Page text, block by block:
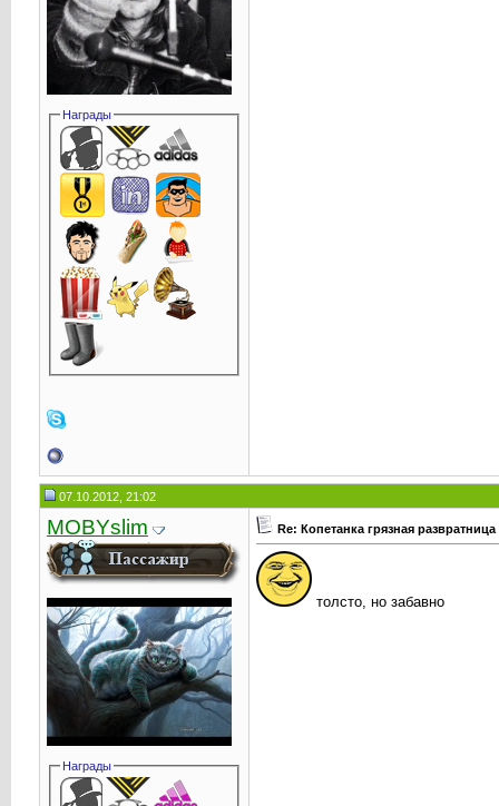
Награды
07.10.2012, 21:02
MOBYslim
Награды
Re: Копетанка грязная развратница
толсто, но забавно